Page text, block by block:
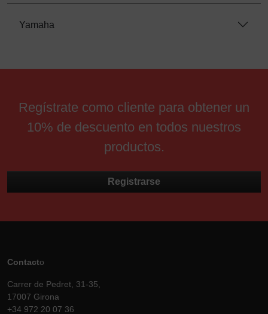
Yamaha
Regístrate como cliente para obtener un
10% de descuento en todos nuestros
productos.
Registrarse
Contacto
Carrer de Pedret, 31-35,
17007 Girona
+34 972 20 07 36